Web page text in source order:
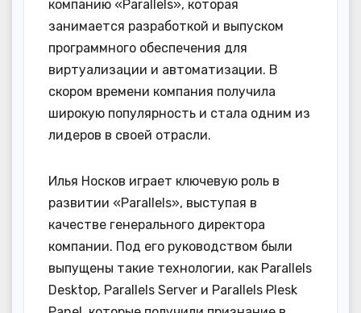
компанию «Parallels», которая
занимается разработкой и выпуском
программного обеспечения для
виртуализации и автоматизации. В
скором времени компания получила
широкую популярность и стала одним из
лидеров в своей отрасли.
Илья Носков играет ключевую роль в
развитии «Parallels», выступая в
качестве генерального директора
компании. Под его руководством были
выпущены такие технологии, как Parallels
Desktop, Parallels Server и Parallels Plesk